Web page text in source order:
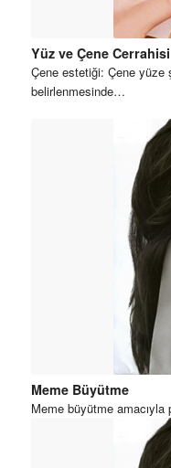
Yüz ve Çene Cerrahisi
Çene estetiği: Çene yüze
belirlenmesinde…
Meme Büyütme
Meme büyütme